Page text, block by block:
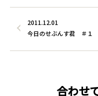
2011.12.01
今日のせぶんす君 ＃１
合わせ